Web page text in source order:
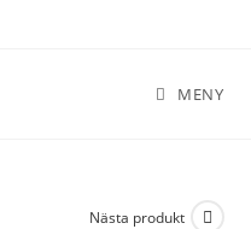
MENY
Nästa produkt